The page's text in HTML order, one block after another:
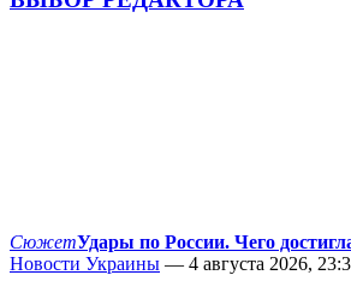
СюжетУдары по России. Чего
Новости Украины — 4 августа 2026,